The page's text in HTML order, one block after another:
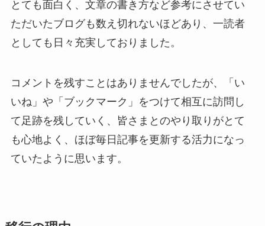
とても面白く、文章の書き方など参考にさせてい
ただいたブログも数え切れないほどあり、一読者
としても日々充実しておりました。
コメントを残すことはありませんでしたが、「い
いね」や「ブックマーク」をつけて相互に訪問し
て足跡を残していく、皆さまとのやり取りがとて
も心地よく、ほぼ毎日記事を更新する活力になっ
ていたように思います。